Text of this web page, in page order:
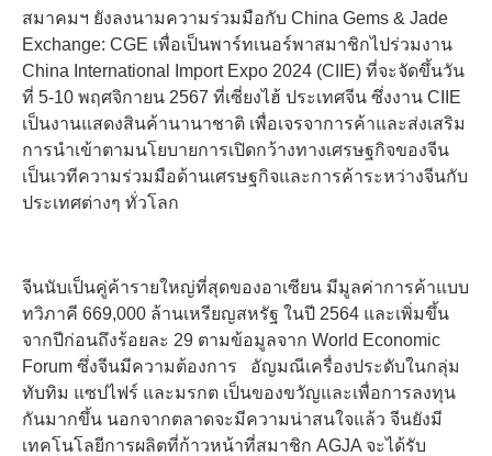
สมาคมฯ ยังลงนามความร่วมมือกับ China Gems & Jade
Exchange: CGE เพื่อเป็นพาร์ทเนอร์พาสมาชิกไปร่วมงาน
China International Import Expo 2024 (CIIE) ที่จะจัดขึ้นวัน
ที่ 5-10 พฤศจิกายน 2567 ที่เซี่ยงไฮ้ ประเทศจีน ซึ่งงาน CIIE
เป็นงานแสดงสินค้านานาชาติ เพื่อเจรจาการค้าและส่งเสริม
การนำเข้าตามนโยบายการเปิดกว้างทางเศรษฐกิจของจีน
เป็นเวทีความร่วมมือด้านเศรษฐกิจและการค้าระหว่างจีนกับ
ประเทศต่างๆ ทั่วโลก
จีนนับเป็นคู่ค้ารายใหญ่ที่สุดของอาเซียน มีมูลค่าการค้าแบบ
ทวิภาคี 669,000 ล้านเหรียญสหรัฐ ในปี 2564 และเพิ่มขึ้น
จากปีก่อนถึงร้อยละ 29 ตามข้อมูลจาก World Economic
Forum ซึ่งจีนมีความต้องการ อัญมณีเครื่องประดับในกลุ่ม
ทับทิม แซปไฟร์ และมรกต เป็นของขวัญและเพื่อการลงทุน
กันมากขึ้น นอกจากตลาดจะมีความน่าสนใจแล้ว จีนยังมี
เทคโนโลยีการผลิตที่ก้าวหน้าที่สมาชิก AGJA จะได้รับ